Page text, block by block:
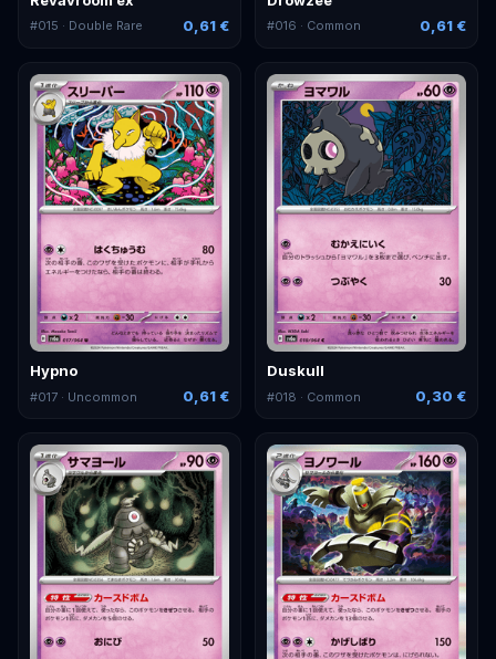
#015 · Double Rare 0,61 € #016 · Common 0,61 €
Hypno
#017 · Uncommon 0,61 €
Duskull
#018 · Common 0,30 €